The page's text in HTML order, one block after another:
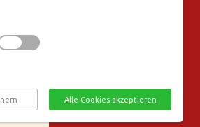
Alle Cookies akzeptieren